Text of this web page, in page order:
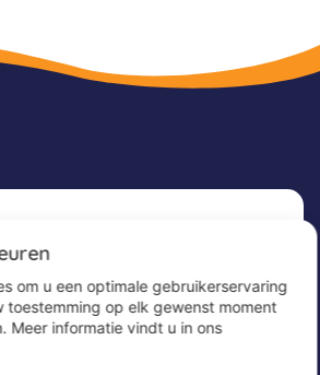
onze nieuwsbrief om
te ontvangen en op de
om u een optimale gebruikerservaring
toestemming op elk gewenst moment
Meer informatie vindt u in ons